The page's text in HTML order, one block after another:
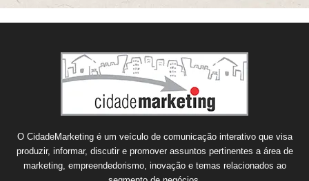
O CidadeMarketing é um veículo de comunicação interativo que visa
produzir, informar, discutir e promover assuntos pertinentes a área de
marketing, empreendedorismo, inovação e temas relacionados ao